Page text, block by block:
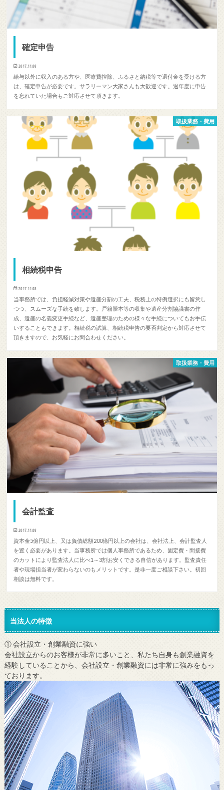
確定申告
2017.11.08
給与以外に収入のある方や、医療費控除、ふるさと納税等で還付金を受ける方
は、確定申告が必要です。サラリーマン大家さんも大歓迎です。過年度に申告
を忘れていた場合もご対応させて頂きます。
取扱業務・費用
相続税申告
2017.11.08
当事務所では、負担軽減対策や遺産分割の工夫、税務上の特例選択にも留意し
つつ、スムーズな手続を致します。戸籍謄本等の収集や遺産分割協議書の作
成、遺産の名義変更手続など、遺産整理のための様々な手続についてもお手伝
いすることもできます。相続税の試算、相続税申告の要否判定から対応させて
頂きますので、お気軽にお問合わせください。
取扱業務・費用
会計監査
2017.11.08
資本金5億円以上、又は負債総額200億円以上の会社は、会社法上、会計監査人
を置く必要があります。当事務所では個人事務所であるため、固定費・間接費
のカットにより監査法人に比べ1～3割お安くできる自信があります。監査責任
者や現場担当者が変わらないのもメリットです。是非一度ご相談下さい。初回
相談は無料です。
当法人の特徴
① 会社設立・創業融資に強い
会社設立からのお客様が非常に多いこと、私たち自身も創業融資を
経験していることから、会社設立・創業融資には非常に強みをもっ
ております。